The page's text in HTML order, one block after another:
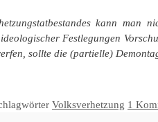
kann man
Festlegungen
sollte die (partielle)
Volksverhetzung 1